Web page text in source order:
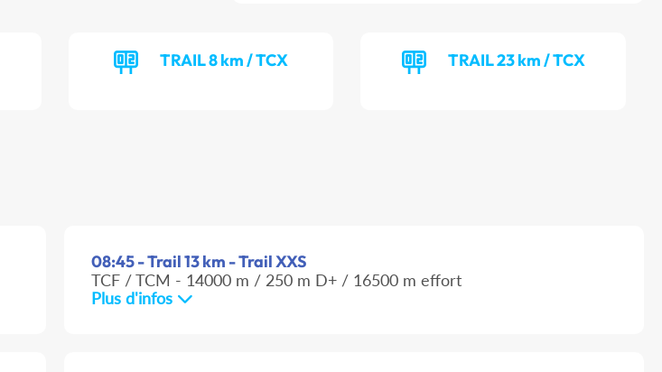
TRAIL 8 km / TCX TRAIL 23 km / TCX
08:45 - Trail 13 km - Trail XXS
TCF / TCM - 14000 m / 250 m D+ / 16500 m effort
Plus d'infos